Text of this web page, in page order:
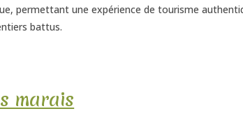
permettant une expérience de tourisme
battus.
marais